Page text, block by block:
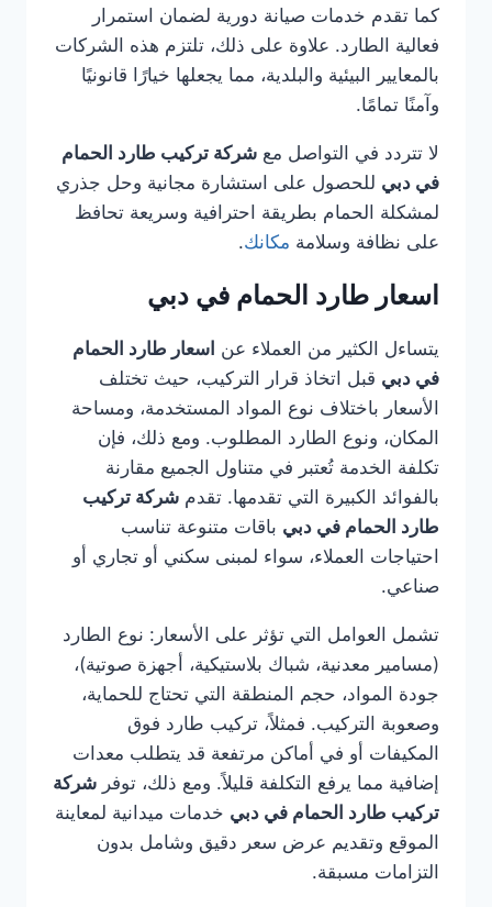
كما تقدم خدمات صيانة دورية لضمان استمرار
فعالية الطارد. علاوة على ذلك، تلتزم هذه الشركات
بالمعايير البيئية والبلدية، مما يجعلها خيارًا قانونيًا
وآمنًا تمامًا.
لا تتردد في التواصل مع شركة تركيب طارد الحمام
في دبي للحصول على استشارة مجانية وحل جذري
لمشكلة الحمام بطريقة احترافية وسريعة تحافظ
على نظافة وسلامة مكانك.
اسعار طارد الحمام في دبي
يتساءل الكثير من العملاء عن اسعار طارد الحمام
في دبي قبل اتخاذ قرار التركيب، حيث تختلف
الأسعار باختلاف نوع المواد المستخدمة، ومساحة
المكان، ونوع الطارد المطلوب. ومع ذلك، فإن
تكلفة الخدمة تُعتبر في متناول الجميع مقارنة
بالفوائد الكبيرة التي تقدمها. تقدم شركة تركيب
طارد الحمام في دبي باقات متنوعة تناسب
احتياجات العملاء، سواء لمبنى سكني أو تجاري أو
صناعي.
تشمل العوامل التي تؤثر على الأسعار: نوع الطارد
(مسامير معدنية، شباك بلاستيكية، أجهزة صوتية)،
جودة المواد، حجم المنطقة التي تحتاج للحماية،
وصعوبة التركيب. فمثلاً، تركيب طارد فوق
المكيفات أو في أماكن مرتفعة قد يتطلب معدات
إضافية مما يرفع التكلفة قليلاً. ومع ذلك، توفر شركة
تركيب طارد الحمام في دبي خدمات ميدانية لمعاينة
الموقع وتقديم عرض سعر دقيق وشامل بدون
التزامات مسبقة.